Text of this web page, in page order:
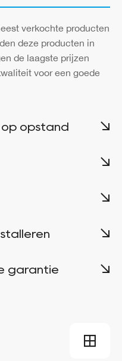
verkochte producten
deze producten in
de laagste prijzen
voor een goede
opstand
garantie